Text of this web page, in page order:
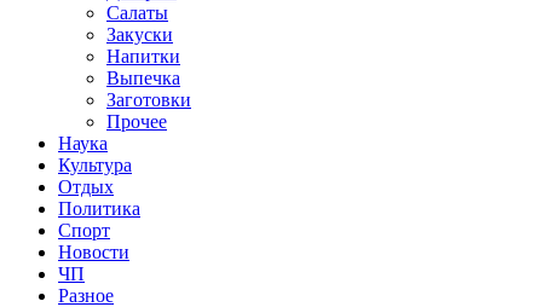
Салаты
Закуски
Напитки
Выпечка
Заготовки
Прочее
Наука
Культура
Отдых
Политика
Спорт
Новости
ЧП
Разное